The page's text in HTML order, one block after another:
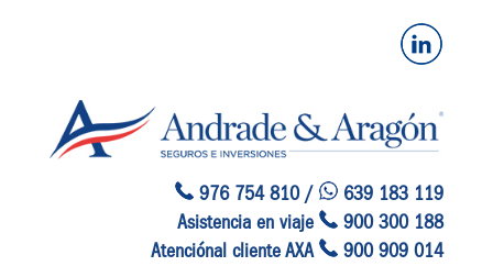
976 754 810 /
639 183 119
Asistencia en viaje
900 300 188
Atenciónal cliente AXA
900 909 014